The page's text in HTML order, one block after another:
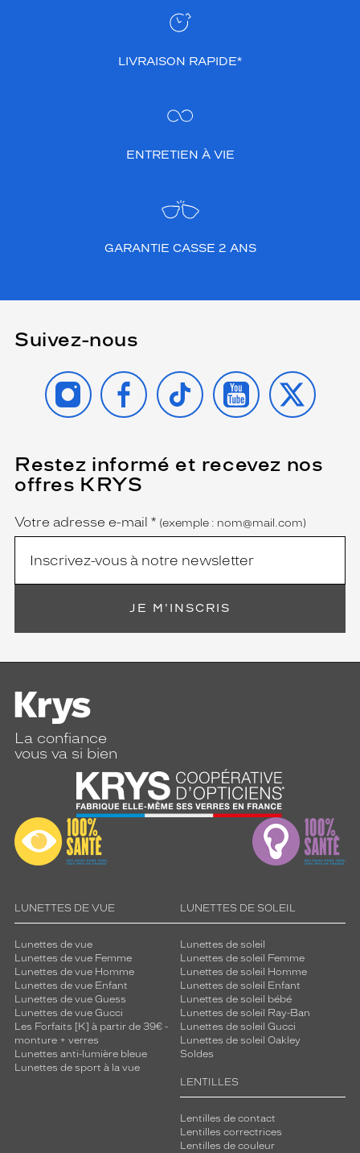
LIVRAISON RAPIDE*
ENTRETIEN À VIE
GARANTIE CASSE 2 ANS
Suivez-nous
INSTAGRAMFACEBOOK
TIKTOK YOUTUBE
X
Restez informé et recevez nos
offres KRYS
Name
Votre adresse e-mail *
(Ce
champ
est
(exemple : nom@mail.com)
JE M'INSCRIS
La confiance
vous va si bien
LUNETTES DE VUE
Lunettes de vue
Lunettes de vue Femme
Lunettes de vue Homme
Lunettes de vue Enfant
Lunettes de vue Guess
Lunettes de vue Gucci
Les Forfaits [K] à partir de 39€ -
monture + verres
Lunettes anti-lumière bleue
Lunettes de sport à la vue
LUNETTES DE SOLEIL
Lunettes de soleil
Lunettes de soleil Femme
Lunettes de soleil Homme
Lunettes de soleil Enfant
Lunettes de soleil bébé
Lunettes de soleil Ray-Ban
Lunettes de soleil Gucci
Lunettes de soleil Oakley
Soldes
LENTILLES
Lentilles de contact
Lentilles correctrices
Lentilles de couleur